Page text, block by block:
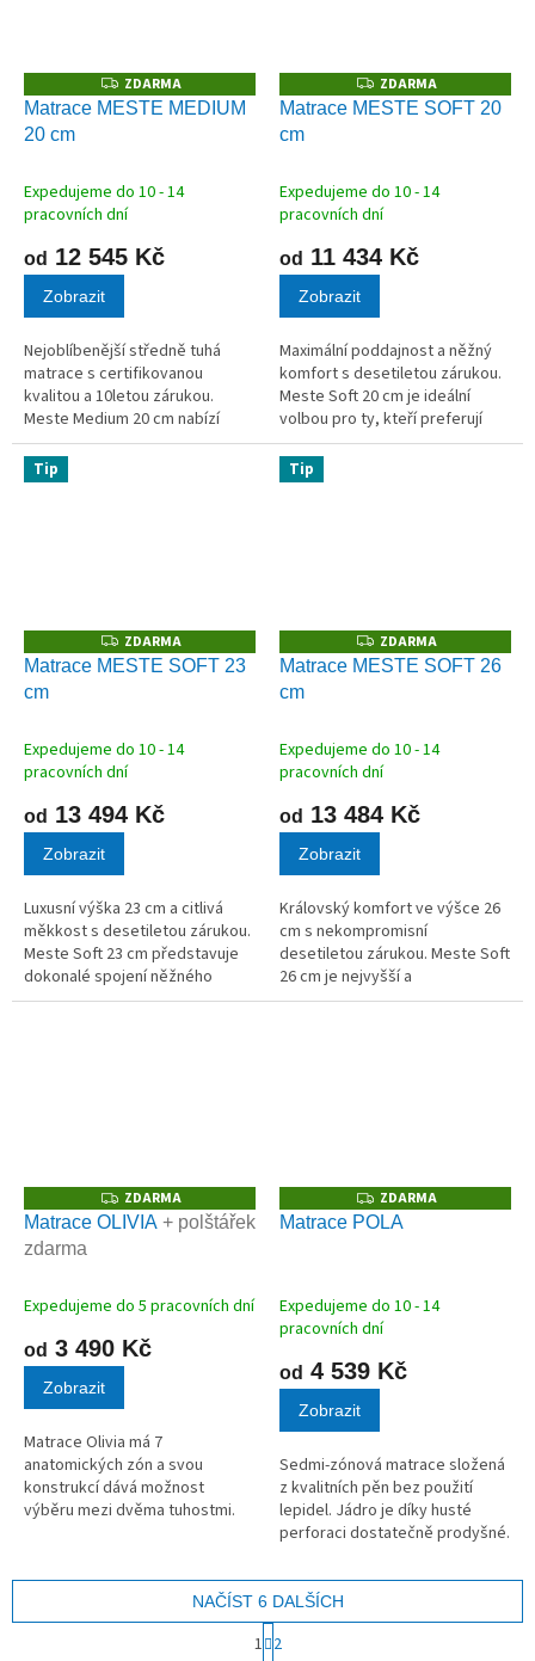
Z
D
A
ZDARMA
Matrace MESTE MEDIUM
20 cm
Expedujeme do 10 - 14
pracovních dní
od 12 545 Kč
Zobrazit
Nejoblíbenější středně tuhá
matrace s certifikovanou
kvalitou a 10letou zárukou.
Meste Medium 20 cm nabízí
dokonalý poměr cena/výkon
pro ty nejnáročnější. Jádro z
hnědé studené pěny o
Z
D
A
ZDARMA
Matrace MESTE SOFT 20
cm
Expedujeme do 10 - 14
pracovních dní
od 11 434 Kč
Zobrazit
Maximální poddajnost a něžný
komfort s desetiletou zárukou.
Meste Soft 20 cm je ideální
volbou pro ty, kteří preferují
měkčí lůžko, ale vyžadují
nekompromisní kvalitu
materiálu. Jádro ze světle šedé
Tip
Z
D
A
ZDARMA
Matrace MESTE SOFT 23
cm
Expedujeme do 10 - 14
pracovních dní
od 13 494 Kč
Zobrazit
Luxusní výška 23 cm a citlivá
měkkost s desetiletou zárukou.
Meste Soft 23 cm představuje
dokonalé spojení něžného
komfortu a robustní konstrukce.
Tip
Z
D
A
ZDARMA
Matrace MESTE SOFT 26
cm
Expedujeme do 10 - 14
pracovních dní
od 13 484 Kč
Zobrazit
Královský komfort ve výšce 26
cm s nekompromisní
desetiletou zárukou. Meste Soft
26 cm je nejvyšší a
nejpohodlnější měkká matrace v
Z
D
A
ZDARMA
Matrace OLIVIA + polštářek
zdarma
Expedujeme do 5 pracovních dní
od 3 490 Kč
Zobrazit
Matrace Olivia má 7
anatomických zón a svou
konstrukcí dává možnost
výběru mezi dvěma tuhostmi.
Z
D
A
ZDARMA
Matrace POLA
Expedujeme do 10 - 14
pracovních dní
od 4 539 Kč
Zobrazit
Sedmi-zónová matrace složená
z kvalitních pěn bez použití
lepidel. Jádro je díky husté
perforaci dostatečně prodyšné.
prošitím. Potah je pratelný při
60°C a pro snadnější...
NAČÍST 6 DALŠÍCH
t
1 2